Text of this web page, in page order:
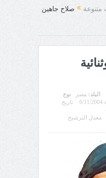
متنوعة
صلاح جاهين
البلد: مصر
نوع
تاريخ
معدل الترشيح